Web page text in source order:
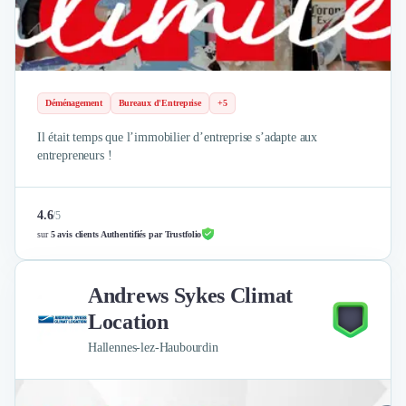
Design Industriel
Packaging & Emballages
Support Client
BI, Analytics & Big Data
Graphisme & Illustration
Recherche Utilisateur
Design Thinking
Stratégie Digitale
Développement Logiciel
Développement d'Application Mobile
Développement E-commerce
Direction Artistique
Logiciel E-Commerce
Déménagement Bureaux d'Entreprise +5
Il était temps que l’immobilier d’entreprise s’adapte aux
entrepreneurs !
4.6/5
sur5 avis clients Authentifiés par Trustfolio
Andrews Sykes Climat
Location
Hallennes-lez-Haubourdin